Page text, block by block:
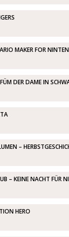
MAKER FOR
DER DAME IN
–
– KEINE NACHT FÜR
HERO